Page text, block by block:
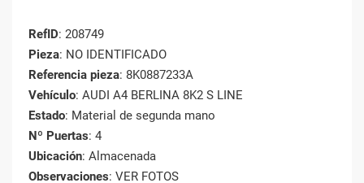
RefID: 208749
Pieza: NO IDENTIFICADO
Referencia pieza: 8K0887233A
Vehículo: AUDI A4 BERLINA 8K2 S LINE
Estado: Material de segunda mano
Nº Puertas: 4
Ubicación: Almacenada
Observaciones: VER FOTOS